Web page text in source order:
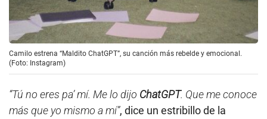
Camilo estrena “Maldito ChatGPT”, su canción más rebelde y emocional.
(Foto: Instagram)
“Tú no eres pa’ mí. Me lo dijo ChatGPT. Que me conoce
más que yo mismo a mí”, dice un estribillo de la